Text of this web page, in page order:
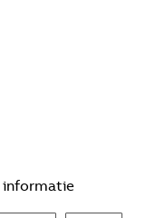
informatie